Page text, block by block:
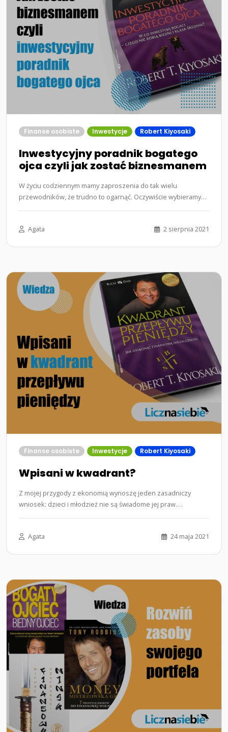
Finanse osobiste Inwestycje Robert Kiyosaki
Inwestycyjny poradnik bogatego
ojca czyli jak zostać biznesmanem
W życiu codziennym mamy zaproszenia do tak wielu
przewodników, że trudno to ogarnąć. Oczywiście wybieramy
Agata 2 sierpnia 2021
Finanse osobiste Inwestycje Robert Kiyosaki
Wpisani w kwadrant?
Z mojej przygody z ekonomią wynoszę jeden zasadniczy
wniosek: dzieci i młodzież nie są świadome jej praw.
Agata 24 maja 2021